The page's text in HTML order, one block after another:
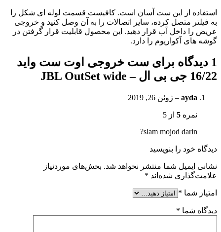
استفاده از این ست آسان است. کافیست قسمت لوله ای شکل را
به فیلتر متصل کرده، سایر اتصالات را به آن وصل کنید و خروجی
عریض را داخل آب قرار دهید. این محصول قابلیت قرار گرفتن در
گوشه های آکواریوم را دارد.
1 دیدگاه برای
ست خروجی اوت ست واید
16/22 جی بی ال – JBL OutSet wide
ayda
– ژوئن 26, 2019
نمره 5 از 5
slam mojod darin?
دیدگاه خود را بنویسید
نشانی ایمیل شما منتشر نخواهد شد. بخش‌های موردنیاز
علامت‌گذاری شده‌اند *
امتیاز شما *
دیدگاه شما *